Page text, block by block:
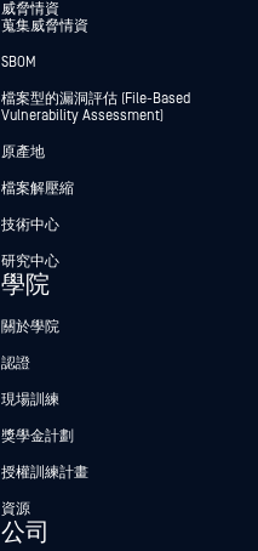
威脅情資
蒐集威脅情資
SBOM
檔案型的漏洞評估 (File-Based
Vulnerability Assessment)
原產地
檔案解壓縮
技術中心
研究中心
學院
關於學院
認證
現場訓練
獎學金計劃
授權訓練計畫
資源
公司